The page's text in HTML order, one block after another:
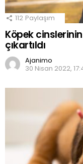
112 Paylaşım
Köpek
çıkartıldı
Ajanimo
30 Nisan 2022,